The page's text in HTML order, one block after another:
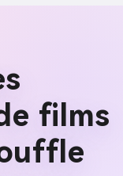
films